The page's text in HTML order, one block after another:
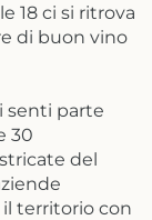
18 ci si ritrova
di buon vino
senti parte
30
del
territorio con